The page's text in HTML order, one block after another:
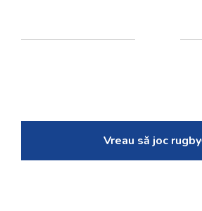
Vreau să joc rugby